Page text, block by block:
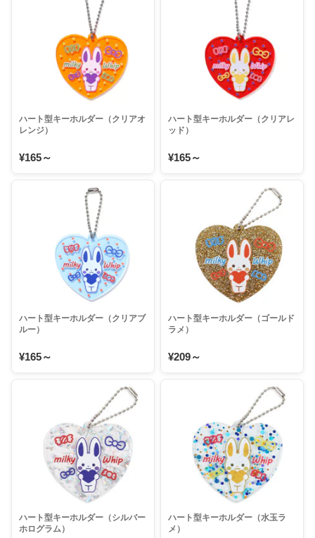
ハート型キーホルダー（クリアオ
レンジ）
¥165～
ハート型キーホルダー（クリアレ
ッド）
¥165～
ハート型キーホルダー（クリアブ
ルー）
¥165～
ハート型キーホルダー（ゴールド
ラメ）
¥209～
ハート型キーホルダー（シルバー
ホログラム）
ハート型キーホルダー（水玉ラ
メ）